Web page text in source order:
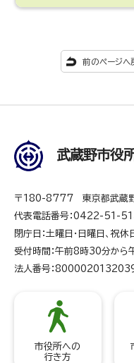
前のページへ
武蔵野市役
〒180-8777 東京都武蔵
代表電話番号：0422-51-
閉庁日：土曜日・日曜日、祝
受付時間：午前8時30分から
法人番号：8000020132039
市役所への
行き方